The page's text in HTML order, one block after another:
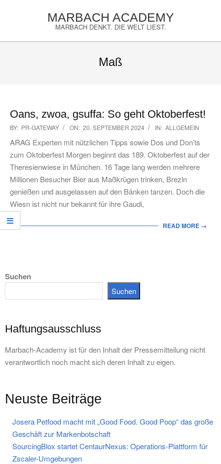
MARBACH ACADEMY
MARBACH DENKT. DIE WELT LIEST.
Maß
Oans, zwoa, gsuffa: So geht Oktoberfest!
2024-
09-
20
BY: PR-GATEWAY ON: 20. SEPTEMBER 2024 IN: ALLGEMEIN
ARAG Experten mit nützlichen Tipps sowie Dos und Don’ts
zum Oktoberfest Morgen beginnt das 189. Oktoberfest auf der
Theresienwiese in München. 16 Tage lang werden mehrere
Millionen Besucher Bier aus Maßkrügen trinken, Brezln
genießen und ausgelassen auf den Bänken tanzen. Doch die
Wiesn ist nicht nur bekannt für ihre Gaudi,
READ MORE →
Suchen
Suchen
Haftungsausschluss
Marbach-Academy ist für den Inhalt der Pressemitteilung nicht
verantwortlich noch macht sich deren Inhalt zu eigen.
Neuste Beiträge
Josera Petfood macht mit „Good Food. Good Poop“ das große
Geschäft zur Markenbotschaft
SourcingBlox startet CentaurNexus: Operations-Plattform für
Zscaler-Umgebungen